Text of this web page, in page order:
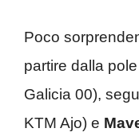
Poco
partire dalla
Galicia 00),
KTM Ajo) e